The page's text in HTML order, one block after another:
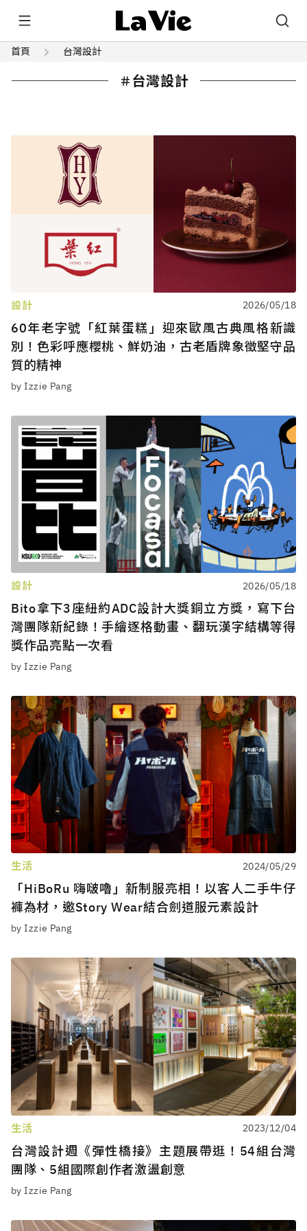
首頁 台灣設計
台灣設計
設計 2026/05/18
60年老字號「紅葉蛋糕」迎來歐風古典風格新識
別！色彩呼應櫻桃、鮮奶油，古老盾牌象徵堅守品
質的精神
by Izzie Pang
設計 2026/05/18
Bito拿下3座紐約ADC設計大獎銅立方獎，寫下台
灣團隊新紀錄！手繪逐格動畫、翻玩漢字結構等得
獎作品亮點一次看
by Izzie Pang
生活 2024/05/29
「HiBoRu 嗨啵嚕」新制服亮相！以客人二手牛仔
褲為材，邀Story Wear結合劍道服元素設計
by Izzie Pang
生活 2023/12/04
台灣設計週《彈性橋接》主題展帶逛！54組台灣
團隊、5組國際創作者激盪創意
by Izzie Pang